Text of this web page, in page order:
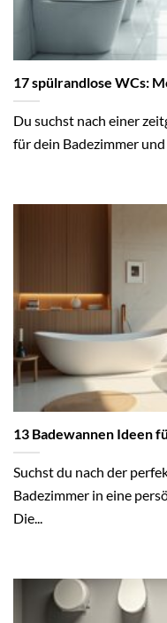
17 spülrandlose WCs:
Du suchst nach einer
für dein Badezimmer
13 Badewannen Ideen
Suchst du nach der
Badezimmer in eine
Die...